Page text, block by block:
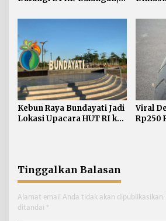
Persen segera
Kebun Raya Bundayati Jadi
Lokasi Upacara HUT RI ke-
Viral
Rp250
Tinggalkan Balasan
Alamat email Anda tidak akan dipublikasikan.
ditandai *